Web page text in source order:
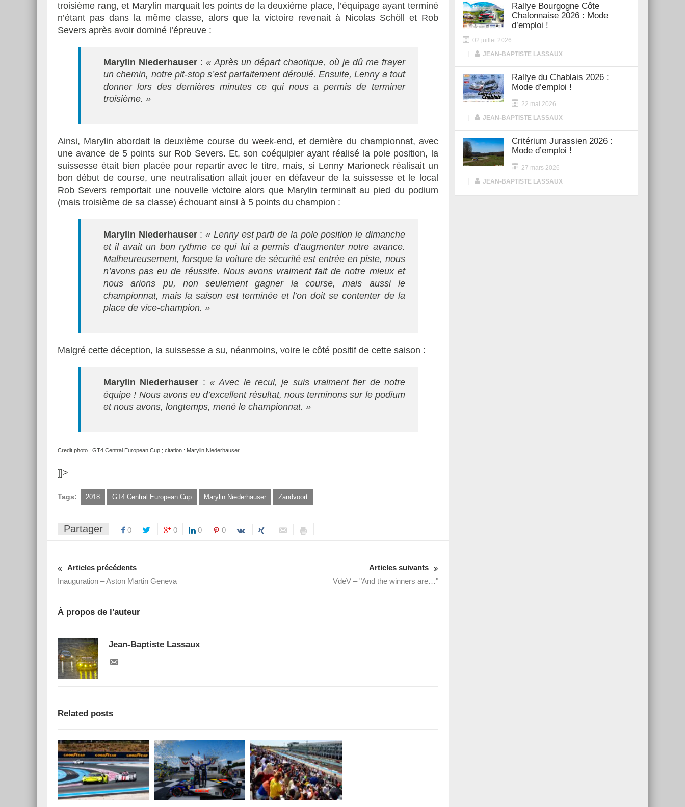
troisième rang, et Marylin marquait les points de la deuxième place, l’équipage ayant terminé
n’étant pas dans la même classe, alors que la victoire revenait à Nicolas Schöll et Rob
Severs après avoir dominé l’épreuve :
Marylin Niederhauser :« Après un départ chaotique, où je dû me frayer
un chemin, notre pit-stop s’est parfaitement déroulé. Ensuite, Lenny a tout
donner lors des dernières minutes ce qui nous a permis de terminer
troisième. »
Ainsi, Marylin abordait la deuxième course du week-end, et dernière du championnat, avec
une avance de 5 points sur Rob Severs. Et, son coéquipier ayant réalisé la pole position, la
suissesse était bien placée pour repartir avec le titre, mais, si Lenny Marioneck réalisait un
bon début de course, une neutralisation allait jouer en défaveur de la suissesse et le local
Rob Severs remportait une nouvelle victoire alors que Marylin terminait au pied du podium
(mais troisième de sa classe) échouant ainsi à 5 points du champion :
Marylin Niederhauser:« Lenny est parti de la pole position le dimanche
et il avait un bon rythme ce qui lui a permis d’augmenter notre avance.
Malheureusement, lorsque la voiture de sécurité est entrée en piste, nous
n’avons pas eu de réussite. Nous avons vraiment fait de notre mieux et
nous arions pu, non seulement gagner la course, mais aussi le
championnat, mais la saison est terminée et l’on doit se contenter de la
place de vice-champion. »
Malgré cette déception, la suissesse a su, néanmoins, voire le côté positif de cette saison :
Marylin Niederhauser : « Avec le recul, je suis vraiment fier de notre
équipe ! Nous avons eu d’excellent résultat, nous terminons sur le podium
et nous avons, longtemps, mené le championnat. »
Credit photo : GT4 Central European Cup ; citation : Marylin Niederhauser
]]>
Tags: 2018 GT4 Central European Cup Marylin Niederhauser Zandvoort
Partager 0 0 0 0
Articles précédents
Inauguration – Aston Martin Geneva
Articles suivants
VdeV – "And the winners are…"
À propos de l'auteur
Jean-Baptiste Lassaux
Related posts
Rallye Bourgogne Côte
Chalonnaise 2026 : Mode
d’emploi !
02 juillet 2026
JEAN-BAPTISTE LASSAUX
Rallye du Chablais 2026 :
Mode d’emploi !
22 mai 2026
JEAN-BAPTISTE LASSAUX
Critérium Jurassien 2026 :
Mode d’emploi !
27 mars 2026
JEAN-BAPTISTE LASSAUX